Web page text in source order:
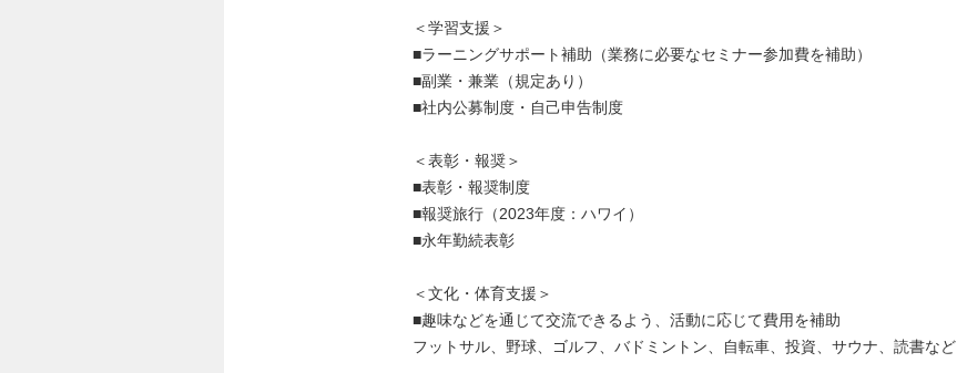
＜学習支援＞
■ラーニングサポート補助（業務に必要なセミナー参加費を補助）
■副業・兼業（規定あり）
■社内公募制度・自己申告制度
＜表彰・報奨＞
■表彰・報奨制度
■報奨旅行（2023年度：ハワイ）
■永年勤続表彰
＜文化・体育支援＞
■趣味などを通じて交流できるよう、活動に応じて費用を補助
フットサル、野球、ゴルフ、バドミントン、自転車、投資、サウナ、読書など